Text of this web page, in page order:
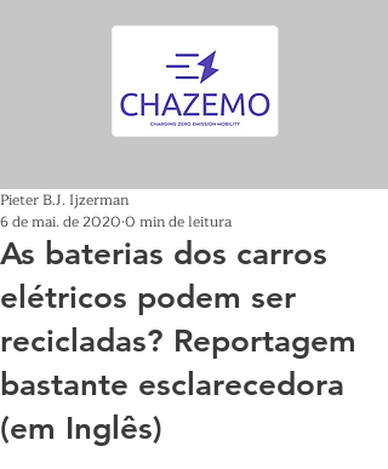
As baterias dos carros
elétricos podem ser
recicladas? Reportagem
bastante esclarecedora
(em Inglês)
Pieter B.J. Ijzerman
6 de mai. de 2020 0 min de leitura